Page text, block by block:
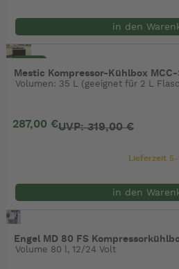
in den
Mestic Kompressor-Kühlbox MCC-
Volumen: 35 L (geeignet für 2 L
287,00 €UVP: 319,00 €
Lieferzeit
in den
Engel MD 80 FS
Volume 80 l, 12/24 Volt